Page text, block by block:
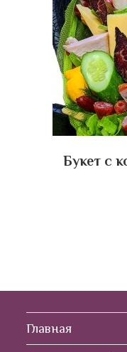
Букет с
Главная